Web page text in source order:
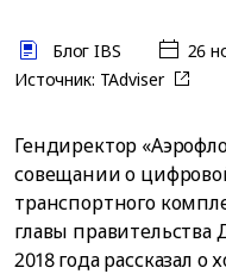
Блог IBS
26
Источник: TAdviser
Гендиректор
совещании о
транспортного
главы
2018 года рассказал